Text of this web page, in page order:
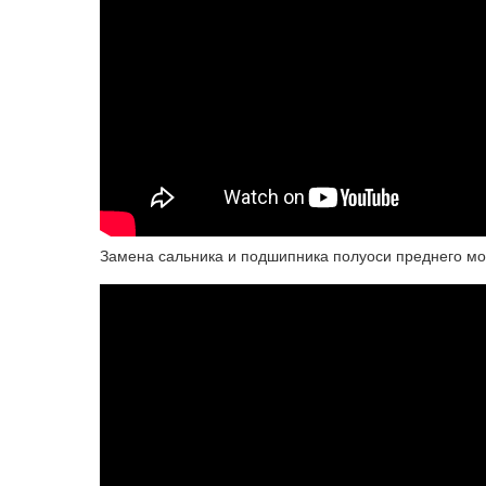
Замена сальника и подшипника полуоси преднего